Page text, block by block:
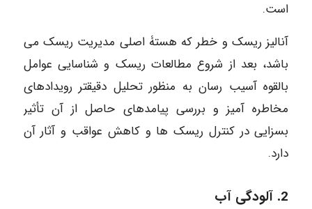
است.
آنالیز ریسک و خطر که هستۀ اصلی مدیریت ریسک می
باشد، بعد از شروع مطالعات ریسک و شناسایی عوامل
بالقوه آسیب رسان به منظور تحلیل دقیقتر رویدادهای
مخاطره آمیز و بررسی پیامدهای حاصل از آن تأثیر
بسزایی در کنترل ریسک ها و کاهش عواقب و آثار آن
دارد.
2. آلودگی آب